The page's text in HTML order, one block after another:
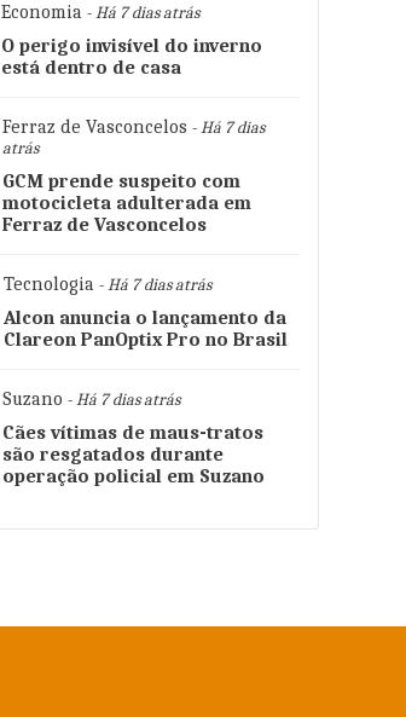
Economia - Há 7 dias atrás
O perigo invisível do inverno
está dentro de casa
Ferraz de Vasconcelos - Há 7 dias
atrás
GCM prende suspeito com
motocicleta adulterada em
Ferraz de Vasconcelos
Tecnologia - Há 7 dias atrás
Alcon anuncia o lançamento da
Clareon PanOptix Pro no Brasil
Suzano - Há 7 dias atrás
Cães vítimas de maus-tratos
são resgatados durante
operação policial em Suzano